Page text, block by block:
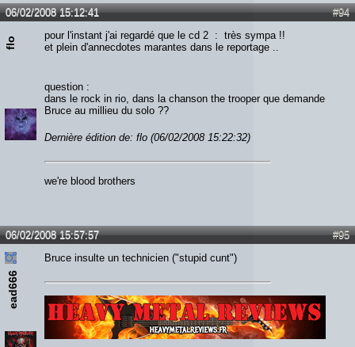
#94
06/02/2008 15:12:41
flo
pour l'instant j'ai regardé que le cd 2 : très sympa !!
et plein d'annecdotes marantes dans le reportage ..
question :
dans le rock in rio, dans la chanson the trooper que demande
Bruce au millieu du solo ??
Dernière édition de: flo (06/02/2008 15:22:32)
we're blood brothers
#95
06/02/2008 15:57:57
ead666
Bruce insulte un technicien ("stupid cunt")